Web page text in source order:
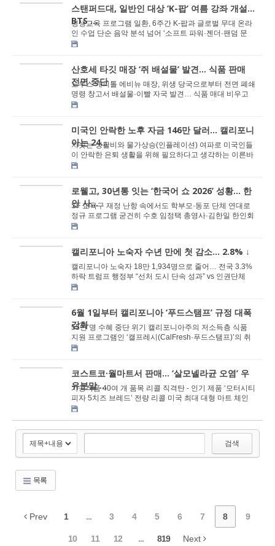
스탠퍼드대, 일반인 대상 ‘K-팝’ 여름 강좌 개설…
BTS ...
평생교육 프로그램 일환, 6주간 K-팝과 글로벌 무대 온라
인 수업 단순 음악 분석 넘어 ‘소프트 파워·젠더·팬덤 문
화’ 학술적 조명 지...
산호세 타깃 매장 ‘쥐 배설물’ 발견… 식품 판매
전면 중단
노우스 캐피톨 에비뉴 매장, 위생 당국으로부터 전면 폐쇄
명령 창고서 배설물·이빨 자국 발견… 식품 매대 비우고
정밀 방역 돌입 <코리아데일리...
미국인 안락한 노후 자금 146만 달러… 캘리포니
아는 24...
치솟는 생활비와 물가상승(인플레이션) 여파로 미국인들
이 안락한 은퇴 생활을 위해 필요하다고 생각하는 이른바
노후 ‘매직 넘버’가 1년 만에 15% ...
로웰고, 30년통 잇는 ‘한국어 쇼 2026’ 성황… 한
인 사...
SF 교육구 재정 난항 속에서도 학부모·동포 단체 연대로
정규 프로그램 굳건히 수호 임정택 총영사·김한일 한인회
장 격려… “한&middo...
캘리포니아 노숙자 수년 만에 첫 감소... 2.8% ↓
캘리포니아 노숙자 18만 1,934명으로 줄어… 전국 3.3%
하락 트럼프 행정부 “선처 도시 단속 성과” vs 인권단체
“바이든 정부 지원 덕...
6월 1일부터 캘리포니아 ‘푸드스탬프’ 규정 대폭
강화
55만 명 수혜 중단 위기 캘리포니아주의 저소득층 식품
지원 프로그램인 ‘캘프레시(CalFresh·푸드스탬프)’의 취
업 요건이 오늘(1일)부터 대폭...
코스트코·월마트서 판매… ‘살모넬라균 오염’ 우
유분말 ...
가공식품 40여 개 품목 리콜 직격탄 - 인기 제품 ‘모터시티
피자 5치즈 브레드’ 전량 리콜 미국 최대 대형 마트 체인
인 코스트코, 월마트, 타겟 등...
검색
목록
Prev 1 ... 3 4 5 6 7 8 9
10 11 12 ... 819 Next